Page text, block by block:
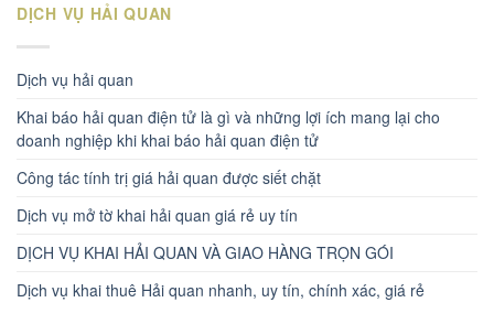
DỊCH VỤ HẢI QUAN
Dịch vụ hải quan
Khai báo hải quan điện tử là gì và những lợi ích mang lại cho
doanh nghiệp khi khai báo hải quan điện tử
Công tác tính trị giá hải quan được siết chặt
Dịch vụ mở tờ khai hải quan giá rẻ uy tín
DỊCH VỤ KHAI HẢI QUAN VÀ GIAO HÀNG TRỌN GÓI
Dịch vụ khai thuê Hải quan nhanh, uy tín, chính xác, giá rẻ